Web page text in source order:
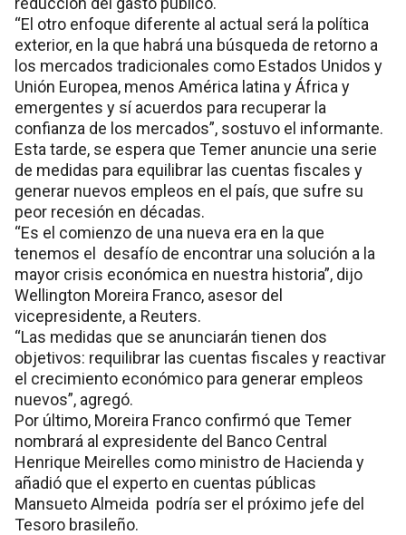
“El otro enfoque diferente al actual será la política
exterior, en la que habrá una búsqueda de retorno a
los mercados tradicionales como Estados Unidos y
Unión Europea, menos América latina y África y
emergentes y sí acuerdos para recuperar la
confianza de los mercados”, sostuvo el informante.
Esta tarde, se espera que Temer anuncie una serie
de medidas para equilibrar las cuentas fiscales y
generar nuevos empleos en el país, que sufre su
peor recesión en décadas.
“Es el comienzo de una nueva era en la que
tenemos el desafío de encontrar una solución a la
mayor crisis económica en nuestra historia”, dijo
Wellington Moreira Franco, asesor del
vicepresidente, a Reuters.
“Las medidas que se anunciarán tienen dos
objetivos: requilibrar las cuentas fiscales y reactivar
el crecimiento económico para generar empleos
nuevos”, agregó.
Por último, Moreira Franco confirmó que Temer
nombrará al expresidente del Banco Central
Henrique Meirelles como ministro de Hacienda y
añadió que el experto en cuentas públicas
Mansueto Almeida podría ser el próximo jefe del
Tesoro brasileño.